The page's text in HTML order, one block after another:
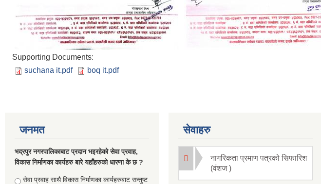
Supporting Documents:
suchana it.pdf
boq it.pdf
जनमत
भद्रपुर नगरपालिकाबाट प्रदान भइरहेको सेवा प्रवाह,
विकास निर्माणका कार्यहरु बारे यहाँहरुको धारणा के छ ?
Choices
सेवा प्रवाह साथै विकास निर्माणका कार्यहरुबाट सन्तुष्ट
सेवाहरु
नागरिकता प्रमाण पत्रको सिफारिश
(वंशज )